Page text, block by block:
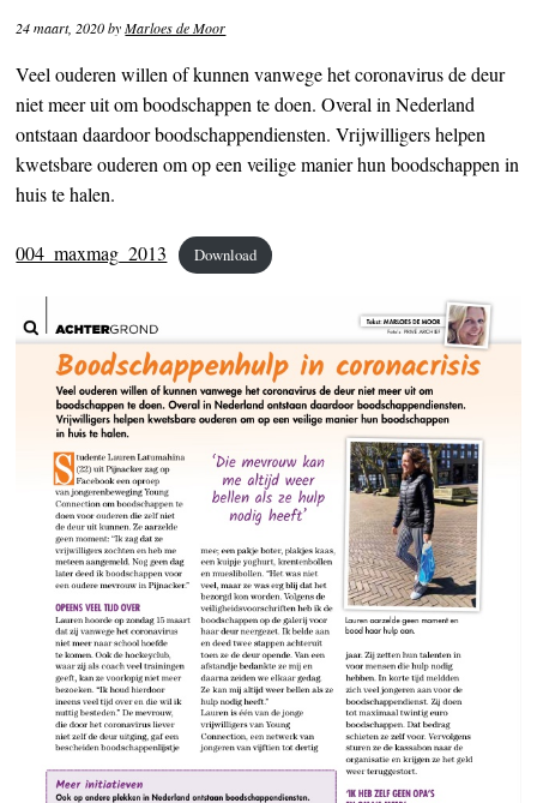
24 maart, 2020byMarloes de Moor
Veel ouderen willen of kunnen vanwege het coronavirus de deur
niet meer uit om boodschappen te doen. Overal in Nederland
ontstaan daardoor boodschappendiensten. Vrijwilligers helpen
kwetsbare ouderen om op een veilige manier hun boodschappen in
huis te halen.
004_maxmag_2013 Download